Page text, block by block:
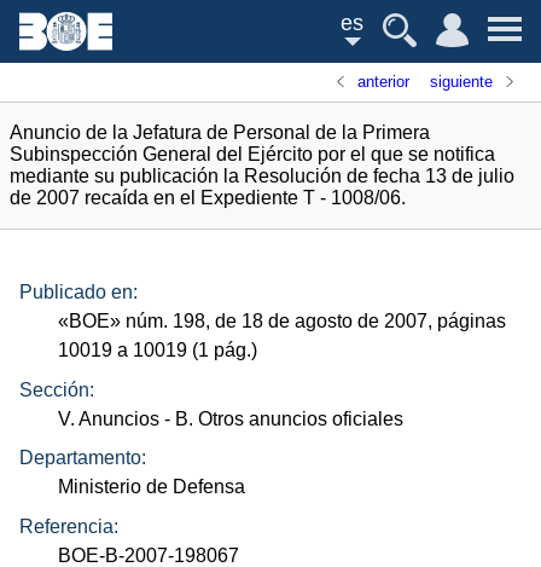
es
anterior siguiente
Anuncio de la Jefatura de Personal de la Primera
Subinspección General del Ejército por el que se notifica
mediante su publicación la Resolución de fecha 13 de julio
de 2007 recaída en el Expediente T - 1008/06.
Publicado en:
«BOE» núm. 198, de 18 de agosto de 2007, páginas
10019 a 10019 (1 pág.)
Sección:
V. Anuncios - B. Otros anuncios oficiales
Departamento:
Ministerio de Defensa
Referencia:
BOE-B-2007-198067